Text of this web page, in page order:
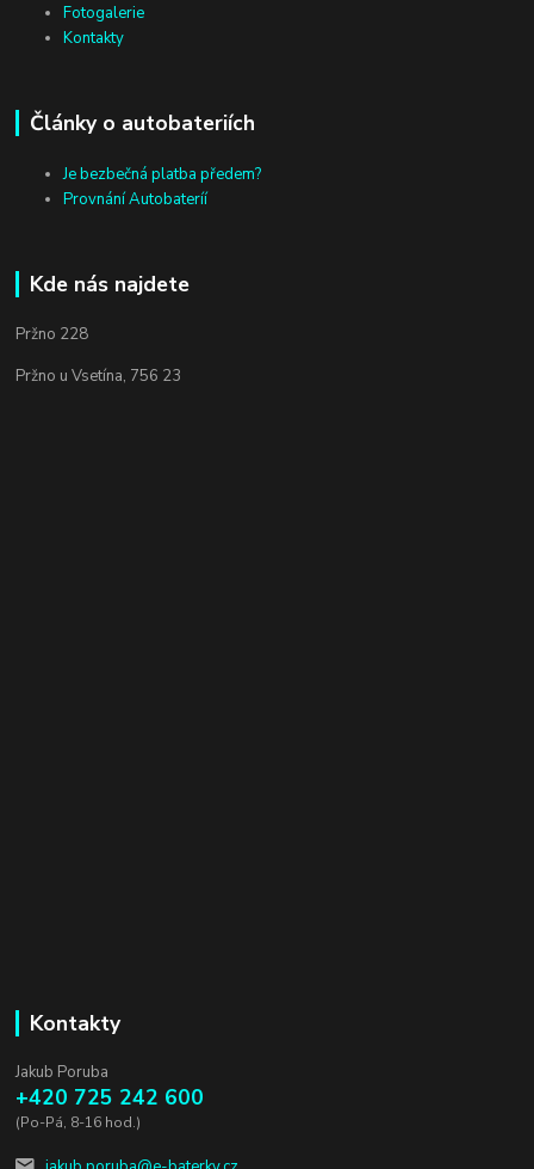
Fotogalerie
Kontakty
Články o autobateriích
Je bezbečná platba předem?
Provnání Autobateríí
Kde nás najdete
Pržno 228
Pržno u Vsetína, 756 23
Kontakty
Jakub Poruba
+420 725 242 600
(Po-Pá, 8-16 hod.)